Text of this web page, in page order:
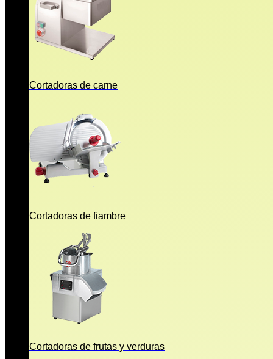
Cortadoras de carne
Cortadoras de fiambre
Cortadoras de frutas y verduras